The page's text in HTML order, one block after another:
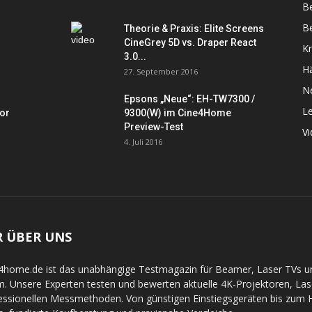
Theorie & Praxis: Elite Screens
CineGrey 5D vs. Draper React
3.0...
27. September 2016
Epsons „Neue“: EH-TW7300 /
9300(W) im Cine4Home
Preview-Test
4. Juli 2016
ÜBER UNS
ist das unabhängige Testmagazin für Beamer, Laser TVs
Unsere Experten testen und bewerten aktuelle 4K-Projektoren,
Messmethoden. Von günstigen Einstiegsgeräten bis zum